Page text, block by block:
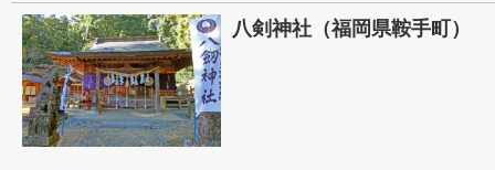
八剣神社（福岡県鞍手町）